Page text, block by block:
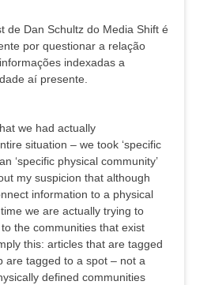
de Dan Schultz do Media Shift é
por questionar a relação
indexadas a
aí presente.
we had actually
situation – we took ‘specific
‘specific physical community’
my suspicion that although
information to a physical
we are actually trying to
the communities that exist
this: articles that are tagged
are tagged to a spot – not a
defined communities